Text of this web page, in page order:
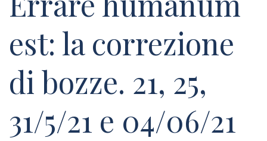
est: la correzione
di bozze. 21, 25,
31/5/21 e 04/06/21